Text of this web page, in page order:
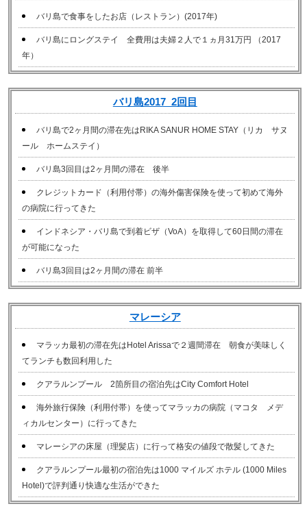
バリ島で食事をしたお店（レストラン）(2017年)
バリ島にロングステイ 全費用は夫婦２人で１ヵ月31万円 （2017
年）
バリ島2017_2回目
バリ島で2ヶ月間の滞在先はRIKA SANUR HOME STAY（リカ サヌ
ール ホームステイ）
バリ島3回目は2ヶ月間の滞在 後半
クレジットカード（利用付帯）の海外傷害保険を使って初めて海外
の病院に行ってきた
インドネシア・バリ島で到着ビザ（VoA）を取得して60日間の滞在
が可能になった
バリ島3回目は2ヶ月間の滞在 前半
マレーシア
マラッカ最初の滞在先はHotel Arissaで２週間滞在 朝食が美味しく
てランチも数回利用した
クアラルンプール 2箇所目の宿泊先はCity Comfort Hotel
海外旅行保険（利用付帯）を使ってマラッカの病院（マコタ メデ
ィカルセンター ）に行ってきた
マレーシアの床屋（理髪店）に行って格安の値段で散髪してきた
クアラルンプール最初の宿泊先は1000 マイルズ ホテル (1000 Miles
Hotel)で評判通り快適な生活ができた